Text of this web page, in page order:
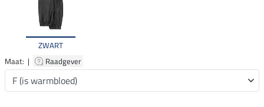
ZWART
Maat: |
Raadgever